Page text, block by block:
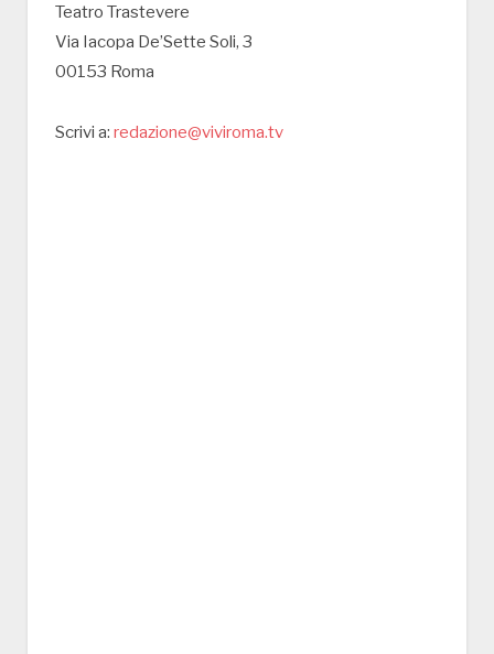
Teatro Trastevere
Via Iacopa De’Sette Soli, 3
00153 Roma
Scrivi a: redazione@viviroma.tv